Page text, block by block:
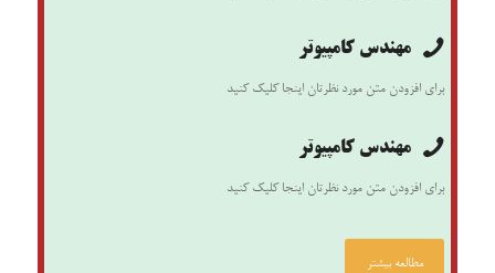
مهندس کامپیوتر
برای افزودن متن مورد نظرتان اینجا کلیک کنید
مهندس کامپیوتر
برای افزودن متن مورد نظرتان اینجا کلیک کنید
مطالعه بیشتر